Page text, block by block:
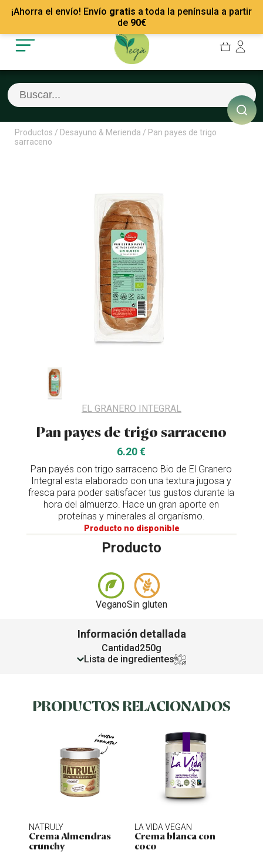
¡Ahorra el envío! Envío gratis a toda la península a partir
de 90€
Mis Pedidos
Mis favoritos
Cerrar sesión
Recetas
Empresas
Contacto
Productos / Desayuno & Merienda / Pan payes de trigo
sarraceno
EL GRANERO INTEGRAL
Pan payes de trigo sarraceno
6.20 €
Pan payés con trigo sarraceno Bio de El Granero
Integral esta elaborado con una textura jugosa y
fresca para poder satisfacer tus gustos durante la
hora del almuerzo. Hace un gran aporte en
proteínas y minerales al organismo.
Producto no disponible
Producto
VeganoSin gluten
Información detallada
Cantidad250g
Lista de ingredientes
PRODUCTOS RELACIONADOS
NATRULY
Crema Almendras
crunchy
LA VIDA VEGAN
Crema blanca con
coco